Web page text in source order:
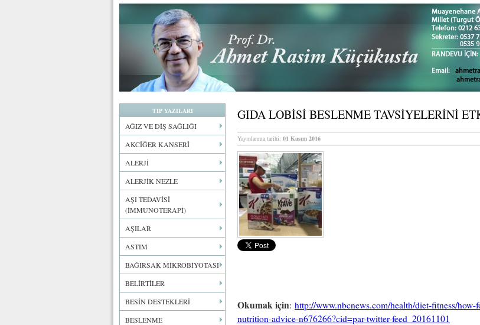
TIP YAZILARI
AĞIZ VE DİŞ SAĞLIĞI
AKCİĞER KANSERİ
ALERJİ
ALERJİK NEZLE
AŞI TEDAVİSİ
(İMMUNOTERAPİ)
AŞILAR
ASTIM
BAĞIRSAK MİKROBİYOTASI
BELİRTİLER
BESİN DESTEKLERİ
BESLENME
GIDA LOBİSİ BESLENME TAVSİYELERİNİ
Yayınlanma tarihi: 01 Kasım 2016
Okumak için: http://www.nbcnews.com/health/diet-fitness/how-
nutrition-advice-n676266?cid=par-twitter-feed_20161101